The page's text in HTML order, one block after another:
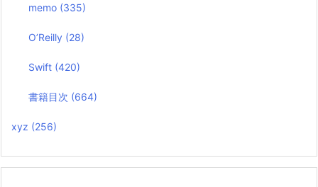
memo (335)
O’Reilly (28)
Swift (420)
書籍目次 (664)
xyz (256)